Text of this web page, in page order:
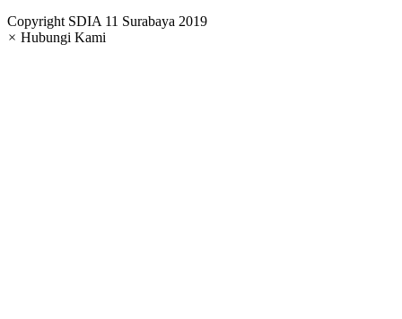
Copyright SDIA 11 Surabaya 2019
× Hubungi Kami